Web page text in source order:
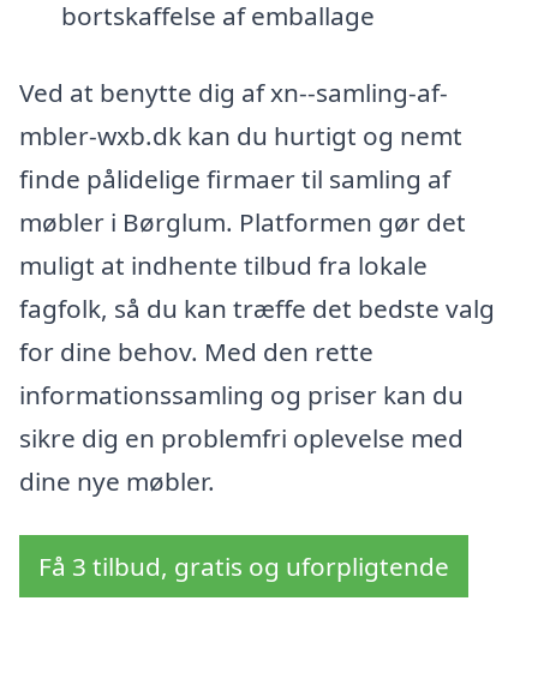
bortskaffelse af emballage
Ved at benytte dig af xn--samling-af-
mbler-wxb.dk kan du hurtigt og nemt
finde pålidelige firmaer til samling af
møbler i Børglum. Platformen gør det
muligt at indhente tilbud fra lokale
fagfolk, så du kan træffe det bedste valg
for dine behov. Med den rette
informationssamling og priser kan du
sikre dig en problemfri oplevelse med
dine nye møbler.
Få 3 tilbud, gratis og uforpligtende